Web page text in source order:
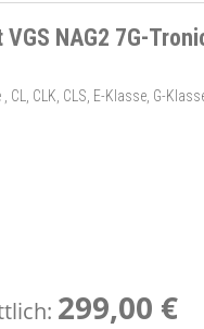
NAG2 7G-
CLK, CLS, E-Klasse, G-
299,00 €